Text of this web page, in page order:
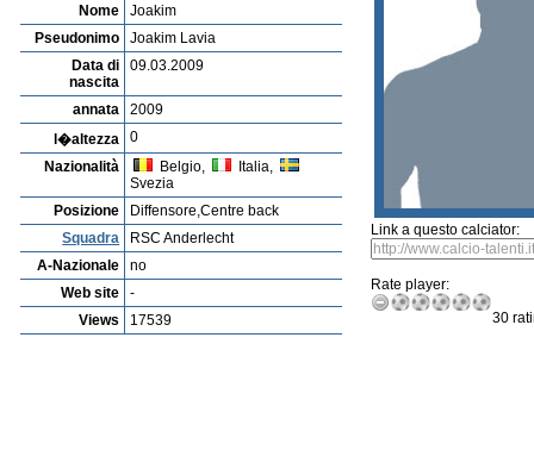
Nome
Joakim
Pseudonimo
Joakim Lavia
Data di
nascita
09.03.2009
annata
2009
l�altezza
0
Nazionalità
Belgio,
Italia,
Svezia
Posizione
Diffensore,Centre back
Squadra
RSC Anderlecht
A-Nazionale
no
Web site
-
Views
17539
Link a questo calciator:
Rate player:
30